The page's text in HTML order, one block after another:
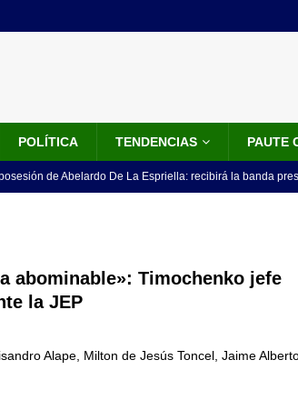
POLÍTICA TENDENCIAS PAUTE
de Abelardo De La Espriella: recibirá la banda
LO ÚLTIMO
de la banda presidencial que portará Abelardo De La
de un sastre colombiano reconocido en el mundo
abominable»: Timochenko jefe
la JEP
Alape, Milton de Jesús Toncel, Jaime